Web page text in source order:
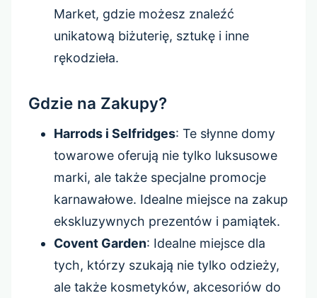
Market, gdzie możesz znaleźć
unikatową biżuterię, sztukę i inne
rękodzieła.
Gdzie na Zakupy?
Harrods i Selfridges: Te słynne domy
towarowe oferują nie tylko luksusowe
marki, ale także specjalne promocje
karnawałowe. Idealne miejsce na zakup
ekskluzywnych prezentów i pamiątek.
Covent Garden: Idealne miejsce dla
tych, którzy szukają nie tylko odzieży,
ale także kosmetyków, akcesoriów do